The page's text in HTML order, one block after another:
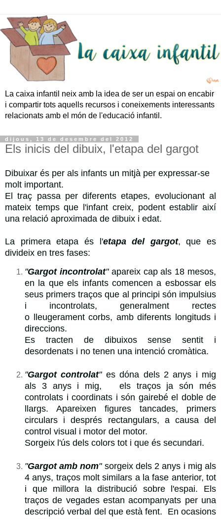
La caixa infantil neix amb la idea de ser un espai on encabir
i compartir tots aquells recursos i coneixements interessants
relacionats amb el món de l'educació infantil.
dijous, 13 de desembre del 2012
Els inicis del dibuix, l'etapa del gargot
Dibuixar és per als infants un mitjà per expressar-se
molt important.
El traç passa per diferents etapes, evolucionant al
mateix temps que l'infant creix, podent establir així
una relació aproximada de dibuix i edat.
La primera etapa és l'etapa del gargot, que es
divideix en tres fases:
"Gargot incontrolat"apareix cap als 18 mesos,
en la que els infants comencen a esbossar els
seus primers traços que al principi són impulsius
i incontrolats, generalment rectes
o lleugerament corbs, amb diferents longituds i
direccions.
Es tracten de dibuixos sense sentit i
desordenats i no tenen una intenció cromàtica.
"Gargot controlat" es dóna dels 2 anys i mig
als 3 anys i mig, els traços ja són més
controlats i coordinats i són gairebé el doble de
llargs. Apareixen figures tancades, primers
circulars i després rectangulars, a causa del
control visual i motor del motor.
Sorgeix l'ús dels colors tot i que és secundari.
"Gargot amb nom" sorgeix dels 2 anys i mig als
4 anys, traços molt similars a la fase anterior, tot
i que millora la distribució sobre l'espai. Els
traços de vegades estan acompanyats per una
descripció verbal del que està fent. En ocasions